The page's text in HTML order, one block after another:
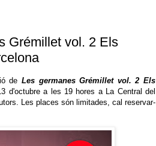
Grémillet vol. 2 Els
de Les germanes Grémillet vol. 2 Els
d'octubre a les 19 hores a La Central del
Les places són limitades, cal reservar-